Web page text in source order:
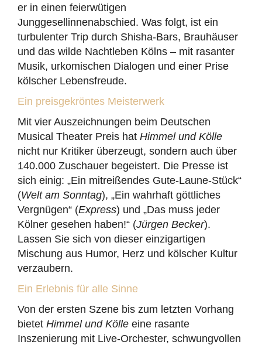
er in einen feierwütigen
Junggesellinnenabschied. Was folgt, ist ein
turbulenter Trip durch Shisha-Bars, Brauhäuser
und das wilde Nachtleben Kölns – mit rasanter
Musik, urkomischen Dialogen und einer Prise
kölscher Lebensfreude.
Ein preisgekröntes Meisterwerk
Mit vier Auszeichnungen beim Deutschen
Musical Theater Preis hat Himmel und Kölle
nicht nur Kritiker überzeugt, sondern auch über
140.000 Zuschauer begeistert. Die Presse ist
sich einig: „Ein mitreißendes Gute-Laune-Stück“
(Welt am Sonntag), „Ein wahrhaft göttliches
Vergnügen“ (Express) und „Das muss jeder
Kölner gesehen haben!“ (Jürgen Becker).
Lassen Sie sich von dieser einzigartigen
Mischung aus Humor, Herz und kölscher Kultur
verzaubern.
Ein Erlebnis für alle Sinne
Von der ersten Szene bis zum letzten Vorhang
bietet Himmel und Kölle eine rasante
Inszenierung mit Live-Orchester, schwungvollen